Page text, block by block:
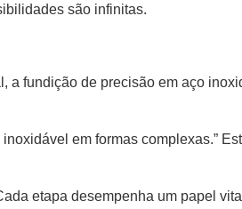
são infinitas.
fundição de precisão em aço
em formas complexas.”
etapa desempenha um papel